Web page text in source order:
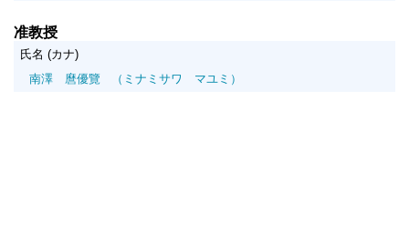
准教授
氏名 (カナ)
南澤 麿優覽
（ミナミサワ マユミ）